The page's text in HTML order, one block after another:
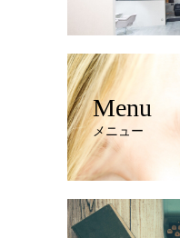
Menu
メニュー